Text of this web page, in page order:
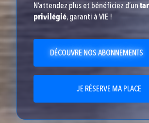
N’attendez plus et bénéficiez d’un
privilégié, garanti à VIE !
DÉCOUVRE NOS ABONNEMENTS
JE RÉSERVE MA PLACE